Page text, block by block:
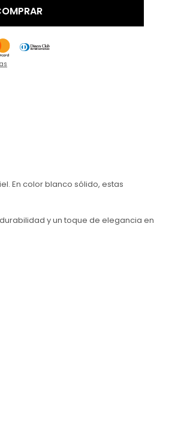
En color blanco sólido, estas
y un toque de elegancia en